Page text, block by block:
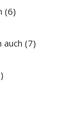
(6)
auch (7)